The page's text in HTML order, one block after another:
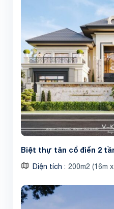
Biệt thự tân cổ điển 2
Diện tích 200m2 (16m